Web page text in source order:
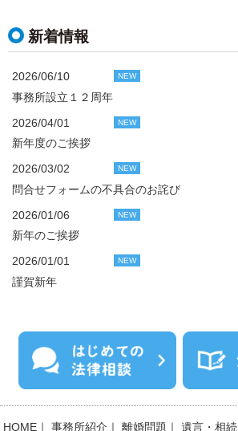
新着情報
2026/06/10 NEW
事務所設立１２周年
2026/04/01 NEW
新年度のご挨拶
2026/03/02 NEW
問合せフォームの不具合のお詫び
2026/01/06 NEW
新年のご挨拶
2026/01/01 NEW
謹賀新年
HOME ｜ 事務所紹介 ｜ 離婚問題 ｜ 遺言・相続